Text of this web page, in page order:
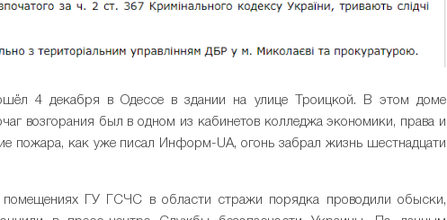
4 декабря в Одессе в здании на улице Троицкой. В этом доме
возгорания был в одном из кабинетов колледжа экономики, права и
пожара, как уже писал Информ-UA, огонь забрал жизнь шестнадцати
ГУ ГСЧС в области стражи порядка проводили обыски,